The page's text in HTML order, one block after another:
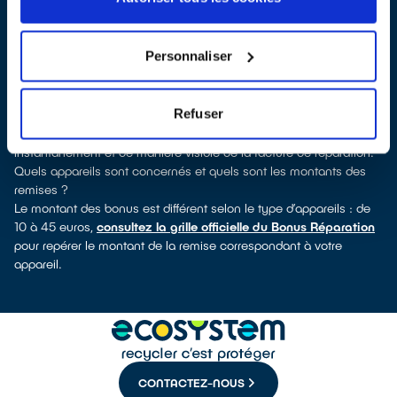
Personnaliser
Refuser
verrez pour quels types d’appareils ce professionnel a obtenu le
label. Congélateur, sèche-linge, petit électroménager, télévision,
d’équipements son réparateur spécialisé et labellisé QualiRépar.
Consulter l’annuaire
Comment bénéficier du Bonus Réparation à Luynes ?
Le Bonus Réparation est en vigueur chez tous les professionnels
de la réparation ayant obtenu le label QualiRépar. Il est déduit
instantanément et de manière visible de la facture de réparation.
Quels appareils sont concernés et quels sont les montants des
remises ?
Le montant des bonus est différent selon le type d’appareils : de
10 à 45 euros, consultez la grille officielle du Bonus Réparation
pour repérer le montant de la remise correspondant à votre
appareil.
CONTACTEZ-NOUS